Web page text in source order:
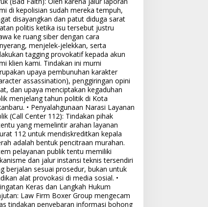
di kepolisian sudah mereka tempuh,
disayangkan dan patut diduga sarat
politis ketika isu tersebut justru
ke ruang siber dengan cara
menjelek-jelekkan, serta
tagging provokatif kepada akun
klien kami. Tindakan ini murni
upaya pembunuhan karakter
assassination), penggiringan opini
dan upaya menciptakan kegaduhan
menjelang tahun politik di Kota
• Penyalahgunaan Narasi Layanan
(Call Center 112): Tindakan pihak
yang memelintir arahan layanan
112 untuk mendiskreditkan kepala
adalah bentuk pencitraan murahan.
pelayanan publik tentu memiliki
dan jalur instansi teknis tersendiri
berjalan sesuai prosedur, bukan untuk
alat provokasi di media sosial. •
Keras dan Langkah Hukum
Law Firm Boxer Group mengecam
tindakan penyebaran informasi bohong